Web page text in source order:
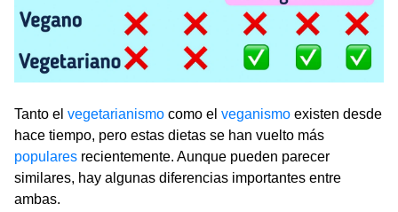
Tanto el vegetarianismo como el veganismo existen desde
hace tiempo, pero estas dietas se han vuelto más
populares recientemente. Aunque pueden parecer
similares, hay algunas diferencias importantes entre
ambas.